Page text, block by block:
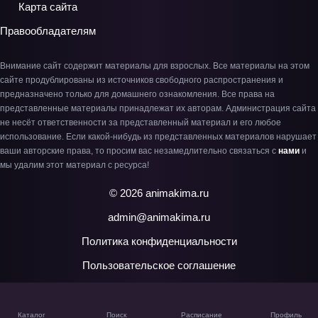
Каталог Поиск Расписание Профиль
Карта сайта
Правообладателям
Внимание сайт содержит материалы для взрослых. Все материалы на этом
сайте продублированы из источников свободного распространения и
предназначено только для домашнего ознакомления. Все права на
представленные материалы принадлежат их авторам. Администрация сайта
не несёт ответственности за представленный материал и его любое
использование. Если какой-нибудь из представленных материалов нарушает
ваши авторские права, то просим вас незамедлительно связаться с нами и
мы удалим этот материал с ресурса!
© 2026 animakima.ru
admin@animakima.ru
Политика конфиденциальности
Пользовательское соглашение